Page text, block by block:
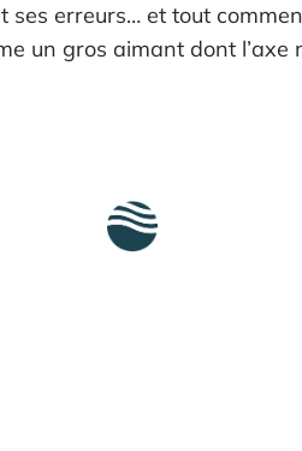
erreurs… et tout
un gros aimant dont l’axe